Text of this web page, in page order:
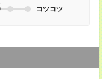
コツコツ